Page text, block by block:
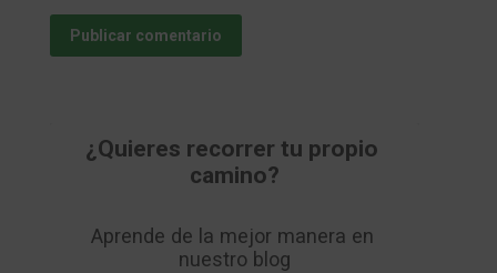
Publicar comentario
¿Quieres recorrer tu propio
camino?
Aprende de la mejor manera en
nuestro blog